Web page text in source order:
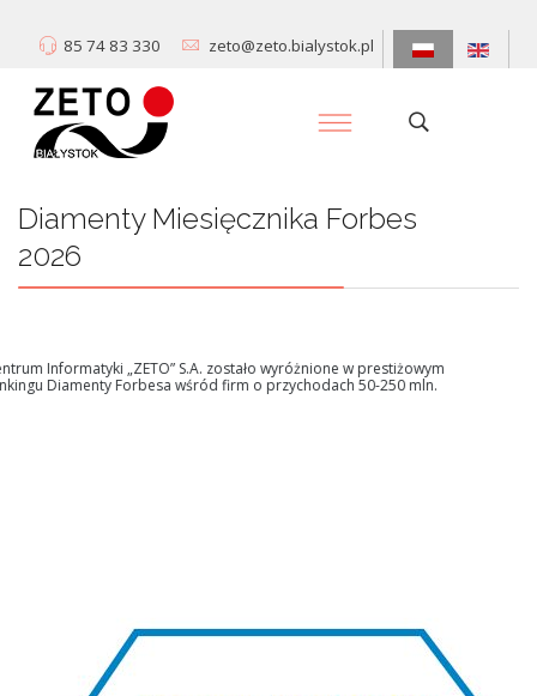
85 74 83 330 zeto@zeto.bialystok.pl
Diamenty Miesięcznika Forbes
2026
Centrum Informatyki „ZETO” S.A. zostało wyróżnione w prestiżowym
rankingu Diamenty Forbesa wśród firm o przychodach 50-250 mln.